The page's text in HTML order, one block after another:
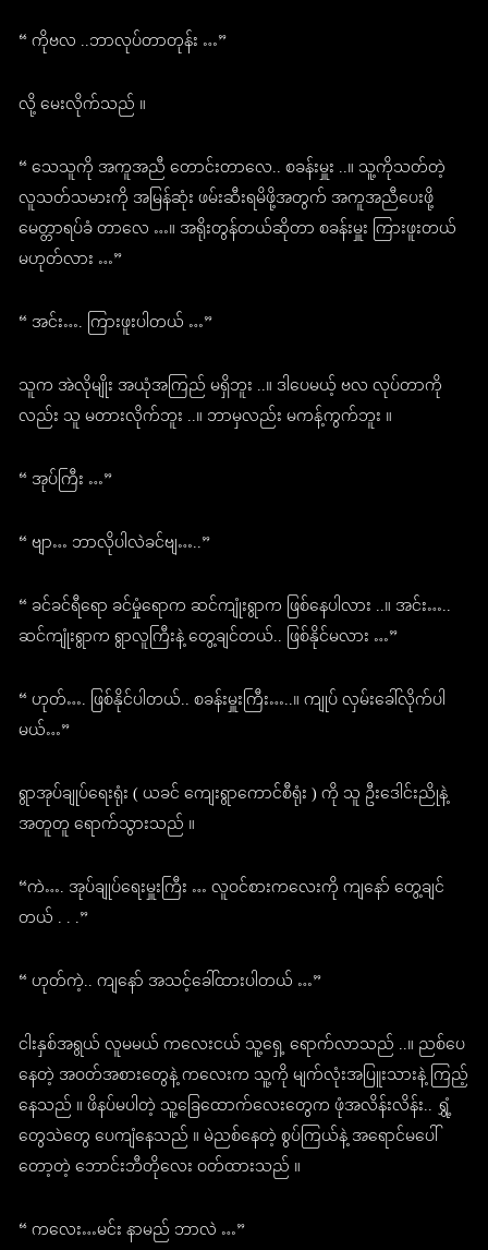
“ ကိုဗလ ..ဘာလုပ်တာတုန်း …”
လို့ မေးလိုက်သည် ။
“ သေသူကို အကူအညီ တောင်းတာလေ.. စခန်းမှူး ..။ သူ့ကိုသတ်တဲ့
လူသတ်သမားကို အမြန်ဆုံး ဖမ်းဆီးရမိဖို့အတွက် အကူအညီပေးဖို့
မေတ္တာရပ်ခံ တာလေ …။ အရိုးတွန်တယ်ဆိုတာ စခန်းမှူး ကြားဖူးတယ်
မဟုတ်လား …”
“ အင်း…. ကြားဖူးပါတယ် …”
သူက အဲလိုမျိုး အယုံအကြည် မရှိဘူး ..။ ဒါပေမယ့် ဗလ လုပ်တာကို
လည်း သူ မတားလိုက်ဘူး ..။ ဘာမှလည်း မကန့်ကွက်ဘူး ။
“ အုပ်ကြီး …”
“ ဗျာ… ဘာလိုပါလဲခင်ဗျ…..”
“ ခင်ခင်ရီရော ခင်မှုံရောက ဆင်ကျုံးရွာက ဖြစ်နေပါလား ..။ အင်း…..
ဆင်ကျုံးရွာက ရွာလူကြီးနဲ့ တွေ့ချင်တယ်.. ဖြစ်နိုင်မလား …”
“ ဟုတ်…. ဖြစ်နိုင်ပါတယ်.. စခန်းမှူးကြီး…..။ ကျုပ် လှမ်းခေါ်လိုက်ပါ
မယ်…”
ရွာအုပ်ချုပ်ရေးရုံး ( ယခင် ကျေးရွာကောင်စီရုံး ) ကို သူ ဦးဒေါင်းညိုနဲ့
အတူတူ ရောက်သွားသည် ။
“ကဲ…. အုပ်ချုပ်ရေးမှူးကြီး … လူဝင်စားကလေးကို ကျနော် တွေ့ချင်
တယ် . . .”
“ ဟုတ်ကဲ့.. ကျနော် အသင့်ခေါ်ထားပါတယ် …”
ငါးနှစ်အရွယ် လူမမယ် ကလေးငယ် သူ့ရှေ့ ရောက်လာသည် ..။ ညစ်ပေ
နေတဲ့ အဝတ်အစားတွေနဲ့ ကလေးက သူ့ကို မျက်လုံးအပြူးသားနဲ့ ကြည့်
နေသည် ။ ဖိနပ်မပါတဲ့ သူ့ခြေထောက်လေးတွေက ဖုံအလိန်းလိန်း.. ရွှံ့
တွေသဲတွေ ပေကျံနေသည် ။ မဲညစ်နေတဲ့ စွပ်ကြယ်နဲ့ အရောင်မပေါ်
တော့တဲ့ ဘောင်းဘီတိုလေး ဝတ်ထားသည် ။
“ ကလေး…မင်း နာမည် ဘာလဲ …”